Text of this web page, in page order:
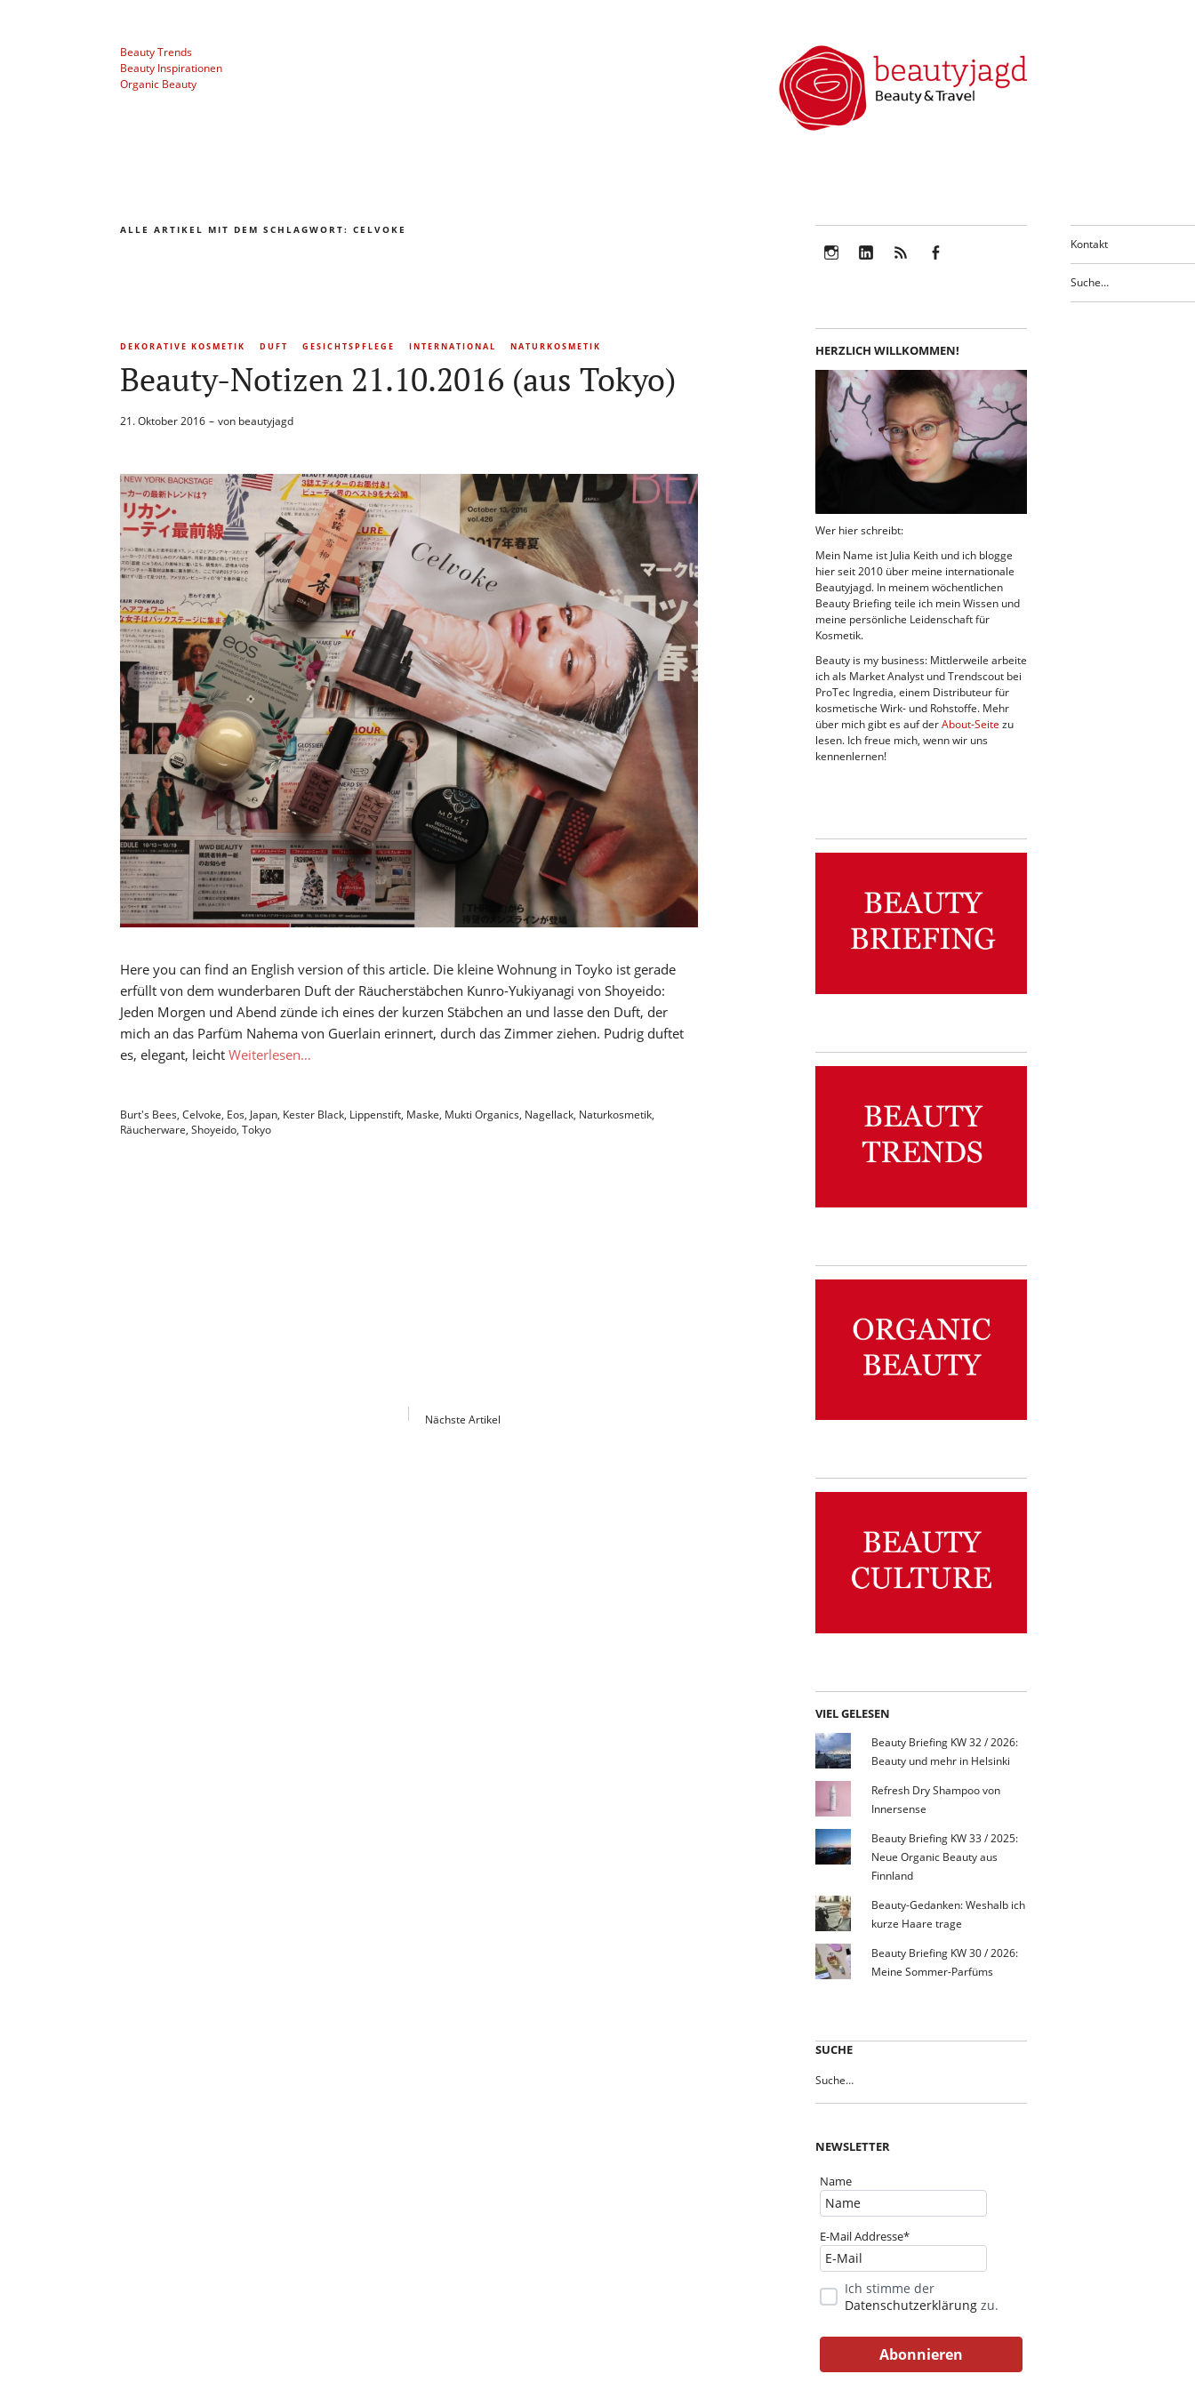
Kontakt
Beauty Trends
Beauty Inspirationen
Organic Beauty
ALLE ARTIKEL MIT DEM SCHLAGWORT: CELVOKE
DEKORATIVE KOSMETIK DUFT GESICHTSPFLEGE INTERNATIONAL NATURKOSMETIK
Beauty-Notizen 21.10.2016 (aus Tokyo)
21. Oktober 2016 von beautyjagd
Here you can find an English version of this article. Die kleine Wohnung in Toyko ist gerade
erfüllt von dem wunderbaren Duft der Räucherstäbchen Kunro-Yukiyanagi von Shoyeido:
Jeden Morgen und Abend zünde ich eines der kurzen Stäbchen an und lasse den Duft, der
mich an das Parfüm Nahema von Guerlain erinnert, durch das Zimmer ziehen. Pudrig duftet
es, elegant, leicht Weiterlesen…
Burt's Bees, Celvoke, Eos, Japan, Kester Black, Lippenstift, Maske, Mukti Organics, Nagellack, Naturkosmetik,
Räucherware, Shoyeido, Tokyo
Nächste Artikel
HERZLICH WILLKOMMEN!
Wer hier schreibt:
Mein Name ist Julia Keith und ich blogge
hier seit 2010 über meine internationale
Beautyjagd. In meinem wöchentlichen
Beauty Briefing teile ich mein Wissen und
meine persönliche Leidenschaft für
Kosmetik.
Beauty is my business: Mittlerweile arbeite
ich als Market Analyst und Trendscout bei
ProTec Ingredia, einem Distributeur für
kosmetische Wirk- und Rohstoffe. Mehr
über mich gibt es auf derAbout-Seite zu
lesen. Ich freue mich, wenn wir uns
kennenlernen!
VIEL GELESEN
Beauty Briefing KW 32 / 2026:
Beauty und mehr in Helsinki
Refresh Dry Shampoo von
Innersense
Beauty Briefing KW 33 / 2025:
Neue Organic Beauty aus
Finnland
Beauty-Gedanken: Weshalb ich
kurze Haare trage
Beauty Briefing KW 30 / 2026:
Meine Sommer-Parfüms
SUCHE
NEWSLETTER
Name
E-Mail Addresse*
Ich stimme der
Datenschutzerklärung zu.